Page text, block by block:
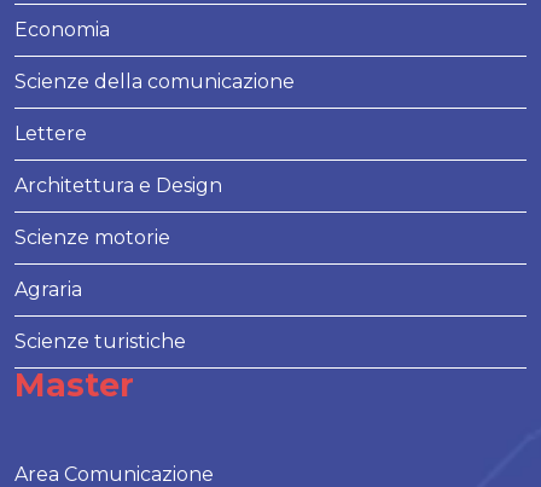
Economia
Scienze della comunicazione
Lettere
Architettura e Design
Scienze motorie
Agraria
Scienze turistiche
Master
Area Comunicazione